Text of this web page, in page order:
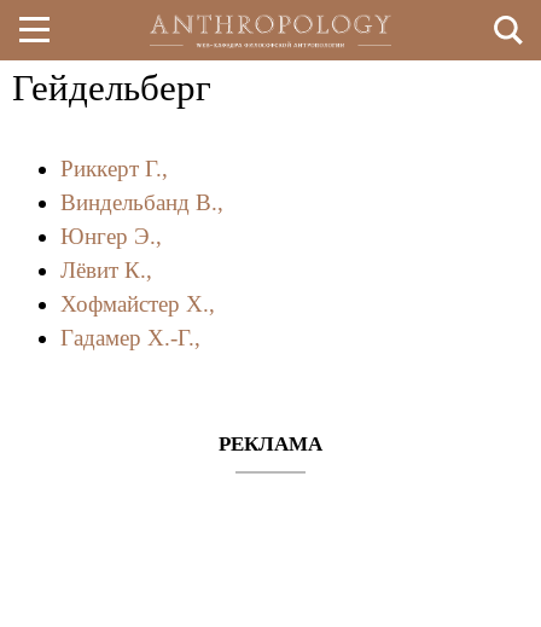
Перейти
основному
содержанию
Гейдельберг
Риккерт Г.,
Виндельбанд В.,
Юнгер Э.,
Лёвит К.,
Хофмайстер Х.,
Гадамер Х.-Г.,
РЕКЛАМА